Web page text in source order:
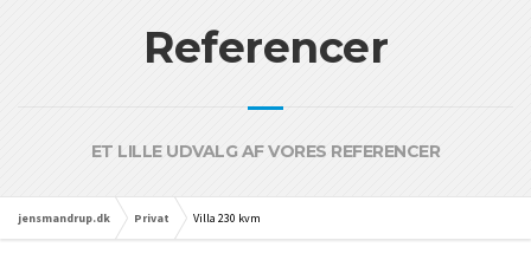
Referencer
ET LILLE UDVALG AF VORES REFERENCER
jensmandrup.dk Privat Villa 230 kvm